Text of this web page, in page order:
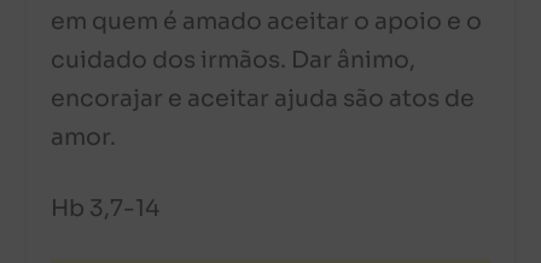
em quem é amado aceitar o apoio e o
cuidado dos irmãos. Dar ânimo,
encorajar e aceitar ajuda são atos de
amor.
Hb 3,7-14